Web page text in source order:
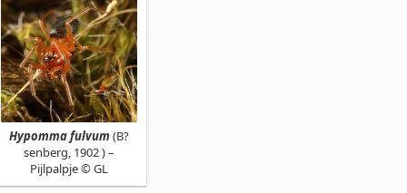
Hypomma fulvum (B?
senberg, 1902 ) –
Pijlpalpje © GL